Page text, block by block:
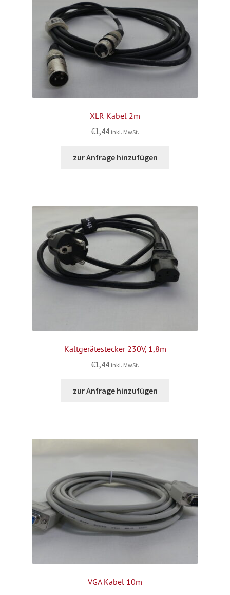
XLR Kabel 2m
€1,44 inkl. MwSt.
zur Anfrage hinzufügen
Kaltgerätestecker 230V, 1,8m
€1,44 inkl. MwSt.
zur Anfrage hinzufügen
VGA Kabel 10m